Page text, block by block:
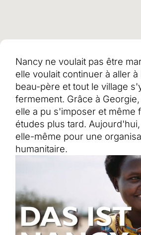
Parrainage d'enfants en détresse
Testament et legs
Philanthropie
Coopération entre entreprises
Séisme au Venezuela
Aide à l'Ukraine
Aide au Soudan
Aide à l'Afghanistan
Tous les projets d'aide d'urgence
Domaines d'application
Impact et succès
Utilisation des fonds
Rapport annuel et finances
Afrique
Amérique latine
Moyen-Orient et Europe
Nancy ne voulait pas être
elle voulait continuer à aller
beau-père et tout le village
fermement. Grâce à
elle a pu s'imposer et même
études plus tard.
elle-même pour une
humanitaire.